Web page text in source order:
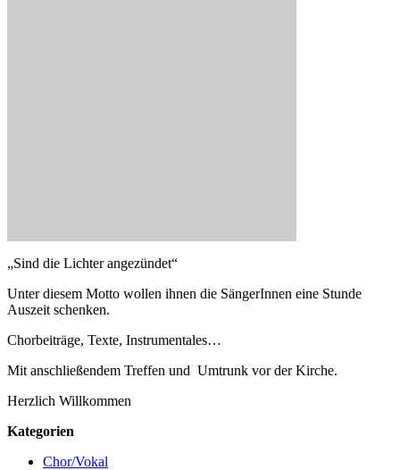
„Sind die Lichter angezündet“
Unter diesem Motto wollen ihnen die SängerInnen eine Stunde
Auszeit schenken.
Chorbeiträge, Texte, Instrumentales…
Mit anschließendem Treffen und Umtrunk vor der Kirche.
Herzlich Willkommen
Kategorien
Chor/Vokal